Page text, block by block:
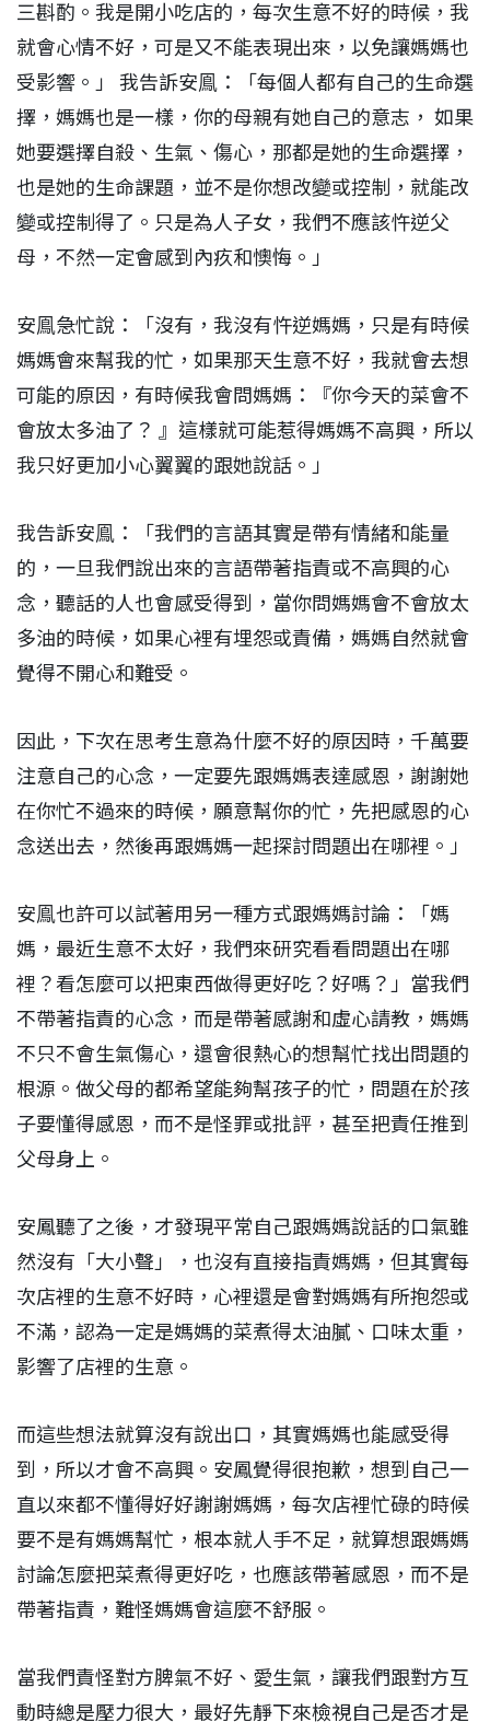
三斟酌。我是開小吃店的，每次生意不好的時候，我
就會心情不好，可是又不能表現出來，以免讓媽媽也
受影響。」 我告訴安鳯：「每個人都有自己的生命選
擇，媽媽也是一樣，你的母親有她自己的意志， 如果
她要選擇自殺、生氣、傷心，那都是她的生命選擇，
也是她的生命課題，並不是你想改變或控制，就能改
變或控制得了。只是為人子女，我們不應該忤逆父
母，不然一定會感到內疚和懊悔。」
安鳯急忙說：「沒有，我沒有忤逆媽媽，只是有時候
媽媽會來幫我的忙，如果那天生意不好，我就會去想
可能的原因，有時候我會問媽媽：『你今天的菜會不
會放太多油了？ 』這樣就可能惹得媽媽不高興，所以
我只好更加小心翼翼的跟她說話。」
我告訴安鳯：「我們的言語其實是帶有情緒和能量
的，一旦我們說出來的言語帶著指責或不高興的心
念，聽話的人也會感受得到，當你問媽媽會不會放太
多油的時候，如果心裡有埋怨或責備，媽媽自然就會
覺得不開心和難受。
因此，下次在思考生意為什麼不好的原因時，千萬要
注意自己的心念，一定要先跟媽媽表達感恩，謝謝她
在你忙不過來的時候，願意幫你的忙，先把感恩的心
念送出去，然後再跟媽媽一起探討問題出在哪裡。」
安鳯也許可以試著用另一種方式跟媽媽討論：「媽
媽，最近生意不太好，我們來研究看看問題出在哪
裡？看怎麼可以把東西做得更好吃？好嗎？」當我們
不帶著指責的心念，而是帶著感謝和虛心請教，媽媽
不只不會生氣傷心，還會很熱心的想幫忙找出問題的
根源。做父母的都希望能夠幫孩子的忙，問題在於孩
子要懂得感恩，而不是怪罪或批評，甚至把責任推到
父母身上。
安鳳聽了之後，才發現平常自己跟媽媽說話的口氣雖
然沒有「大小聲」，也沒有直接指責媽媽，但其實每
次店裡的生意不好時，心裡還是會對媽媽有所抱怨或
不滿，認為一定是媽媽的菜煮得太油膩、口味太重，
影響了店裡的生意。
而這些想法就算沒有說出口，其實媽媽也能感受得
到，所以才會不高興。安鳳覺得很抱歉，想到自己一
直以來都不懂得好好謝謝媽媽，每次店裡忙碌的時候
要不是有媽媽幫忙，根本就人手不足，就算想跟媽媽
討論怎麼把菜煮得更好吃，也應該帶著感恩，而不是
帶著指責，難怪媽媽會這麼不舒服。
當我們責怪對方脾氣不好、愛生氣，讓我們跟對方互
動時總是壓力很大，最好先靜下來檢視自己是否才是